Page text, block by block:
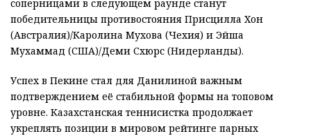
соперницами в следующем раунде станут
победительницы противостояния Присцилла Хон
(Австралия)/Каролина Мухова (Чехия) и Эйша
Мухаммад (США)/Деми Схюрс (Нидерланды).
Успех в Пекине стал для Данилиной важным
подтверждением её стабильной формы на топовом
уровне. Казахстанская теннисистка продолжает
укреплять позиции в мировом рейтинге парных